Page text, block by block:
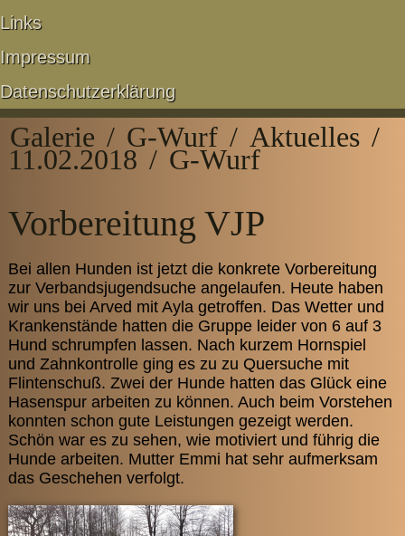
Links
Impressum
Datenschutzerklärung
Galerie / G-Wurf / Aktuelles /
11.02.2018 / G-Wurf
Vorbereitung VJP
Bei allen Hunden ist jetzt die konkrete Vorbereitung
zur Verbandsjugendsuche angelaufen. Heute haben
wir uns bei Arved mit Ayla getroffen. Das Wetter und
Krankenstände hatten die Gruppe leider von 6 auf 3
Hund schrumpfen lassen. Nach kurzem Hornspiel
und Zahnkontrolle ging es zu zu Quersuche mit
Flintenschuß. Zwei der Hunde hatten das Glück eine
Hasenspur arbeiten zu können. Auch beim Vorstehen
konnten schon gute Leistungen gezeigt werden.
Schön war es zu sehen, wie motiviert und führig die
Hunde arbeiten. Mutter Emmi hat sehr aufmerksam
das Geschehen verfolgt.